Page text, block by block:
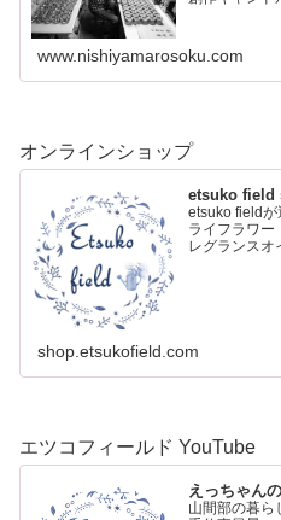
www.nishiyamarosoku.com
オンラインショップ
etsuko field
etsuko fieldが
ライフラワー
レグランスオ
shop.etsukofield.com
エツコフィールド YouTube
えっちゃん
山間部の暮ら